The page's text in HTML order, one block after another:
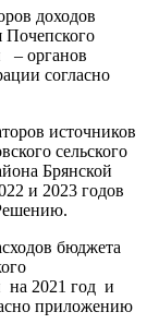
доходов
Почепского
– органов
согласно
источников
сельского
Брянской
и 2023 годов
бюджета
на 2021 год и
приложению